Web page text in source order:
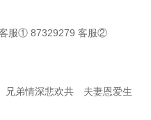
客服① 87329279 客服②
弟情深悲欢共 夫妻恩爱生